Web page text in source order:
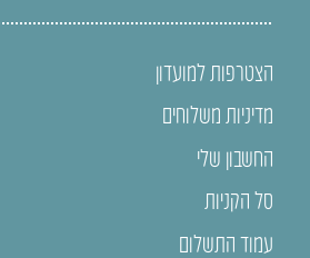
הצטרפות למועדון
מדיניות משלוחים
החשבון שלי
סל הקניות
עמוד התשלום